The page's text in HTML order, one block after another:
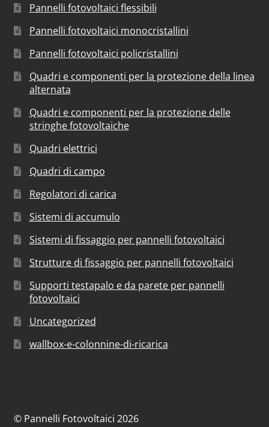
Pannelli fotovoltaici flessibili
Pannelli fotovoltaici monocristallini
Pannelli fotovoltaici policristallini
Quadri e componenti per la protezione della linea
alternata
Quadri e componenti per la protezione delle
stringhe fotovoltaiche
Quadri elettrici
Quadri di campo
Regolatori di carica
Sistemi di accumulo
Sistemi di fissaggio per pannelli fotovoltaici
Strutture di fissaggio per pannelli fotovoltaici
Supporti testapalo e da parete per pannelli
fotovoltaici
Uncategorized
wallbox-e-colonnine-di-ricarica
© Pannelli Fotovoltaici 2026